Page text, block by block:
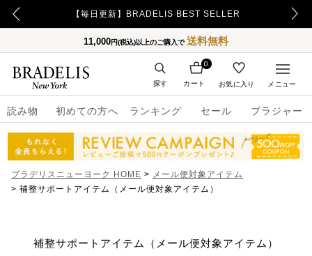
【毎日更新】BRADELIS BEST SELLER
11,000円(税込)以上のご購入で送料無料
読み物 初めての方へ ランキング セール ブラジャー
カート
0
お気に入り
探す メニュー
ブラデリスニューヨーク HOME
メール便対象アイテム
補整サポートアイテム（メール便対象アイテム）
補整サポートアイテム（メール便対象アイテム）